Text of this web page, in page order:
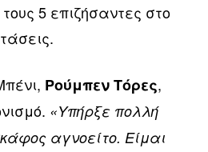
5 επιζήσαντες στο
Ρούμπεν Τόρες,
«Υπήρξε πολλή
αγνοείτο. Είμαι